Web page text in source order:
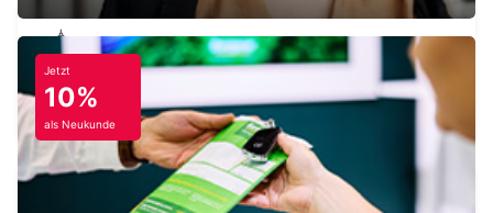
BRAAMFONTEIN
BRAAMFONTEIN - SOUTH AFRICA
Jetzt
10%
als Neukunde